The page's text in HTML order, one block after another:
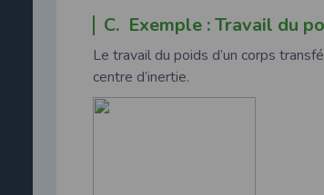
C. Exemple : Travail du
Le travail du poids d’un corps
centre d’inertie.